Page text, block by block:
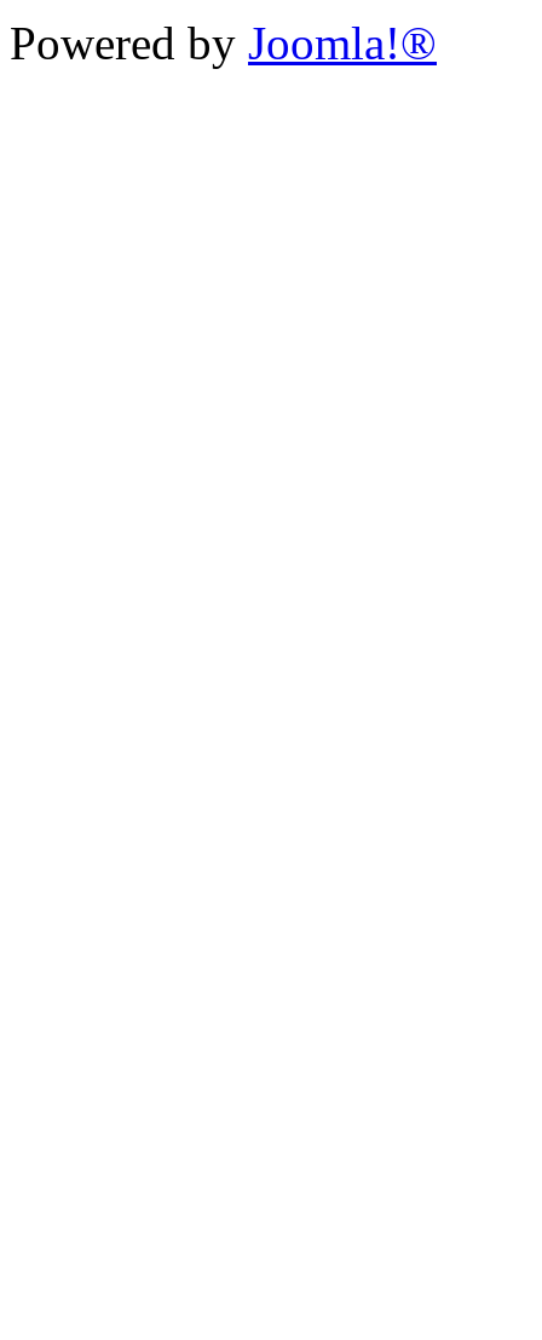
Powered by Joomla!®